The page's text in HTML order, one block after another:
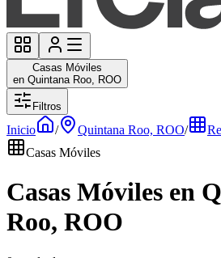
Casas Móviles
en Quintana Roo, ROO
Filtros
Inicio / Quintana Roo, ROO/
Casas Móviles
Casas Móviles en
Roo, ROO